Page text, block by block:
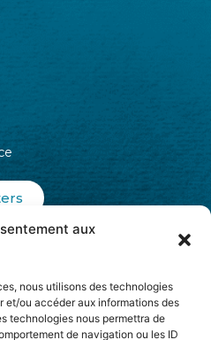
aux
nous utilisons des technologies
et/ou accéder aux informations des
technologies nous permettra de
de navigation ou les ID